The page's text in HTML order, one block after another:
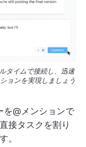
タイムで接続し、迅速
ョンを実現しましょう
を@メンションで
接タスクを割り
。